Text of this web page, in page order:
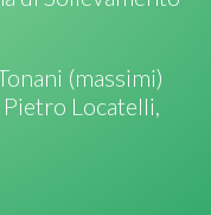
(massimi)
Locatelli,